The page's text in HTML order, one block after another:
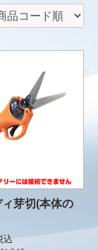
芽切(本体の
込